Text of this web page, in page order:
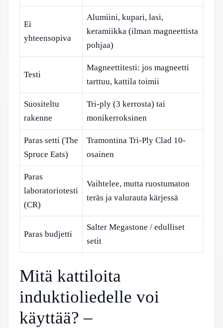
Ei
yhteensopiva
Alumiini, kupari, lasi,
keramiikka (ilman magneettista
pohjaa)
Testi
Magneettitesti: jos magneetti
tarttuu, kattila toimii
Suositeltu
rakenne
Tri-ply (3 kerrosta) tai
monikerroksinen
Paras setti (The
Spruce Eats)
Tramontina Tri-Ply Clad 10-
osainen
Paras
laboratoriotesti
(CR)
Vaihtelee, mutta ruostumaton
teräs ja valurauta kärjessä
Paras budjetti
Salter Megastone / edulliset
setit
Mitä kattiloita
induktioliedelle voi
käyttää? –